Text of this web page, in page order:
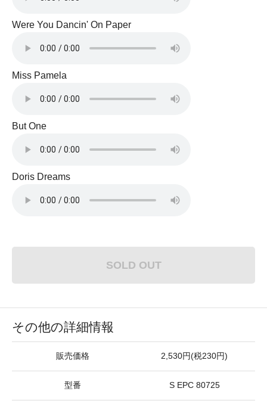
Were You Dancin' On Paper
Miss Pamela
But One
Doris Dreams
SOLD OUT
その他の詳細情報
販売価格 2,530円(税230円)
型番 S EPC 80725